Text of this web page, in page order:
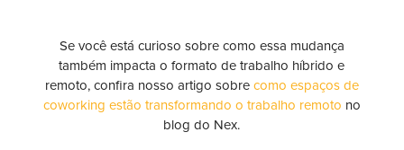
Se você está curioso sobre como essa mudança
também impacta o formato de trabalho híbrido e
remoto, confira nosso artigo sobre como espaços de
coworking estão transformando o trabalho remoto no
blog do Nex.